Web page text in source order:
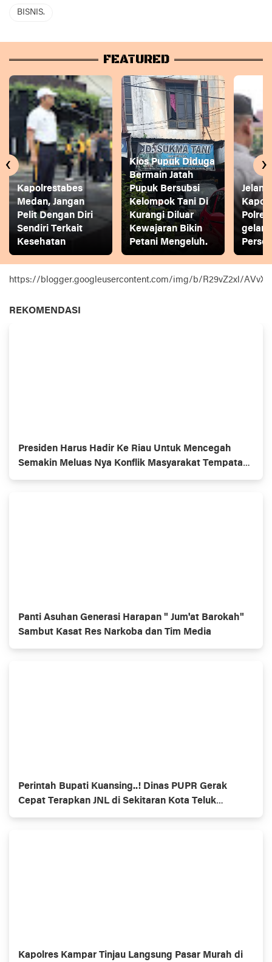
BISNIS.
FEATURED
Kapolrestabes
Medan, Jangan
Pelit Dengan Diri
Sendiri Terkait
Kesehatan
Kios Pupuk Diduga
Bermain Jatah
Pupuk Bersubsi
Kelompok Tani Di
Kurangi Diluar
Kewajaran Bikin
Petani Mengeluh.
gelar
‹ ›
https://blogger.googleusercontent.com/img/b/R29vZ2xl/
REKOMENDASI
Presiden Harus Hadir Ke Riau Untuk Mencegah
Semakin Meluas Nya Konflik Masyarakat Tempatan
Dan Penerima KSO
Panti Asuhan Generasi Harapan " Jum'at Barokah"
Sambut Kasat Res Narkoba dan Tim Media
Perintah Bupati Kuansing..! Dinas PUPR Gerak
Cepat Terapkan JNL di Sekitaran Kota Teluk
Kuantan.
Kapolres Kampar Tinjau Langsung Pasar Murah di